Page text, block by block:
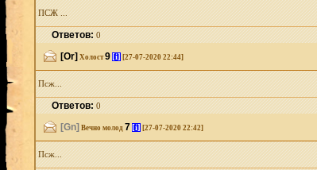
ПСЖ ...
Ответов:0
[Or] Холост9 [i] [27-07-2020 22:44]
Псж...
Ответов:0
[Gn] Вечно молод 7 [i] [27-07-2020 22:42]
Псж...